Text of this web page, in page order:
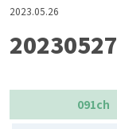
2023.05.26
20230527
091ch